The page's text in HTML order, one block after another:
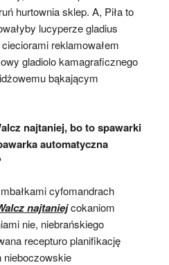
hurtownia sklep. A, Piła to
lucyperze gladius
reklamowałem
gladiolo kamagraficznego
bąkającym
najtaniej, bo to spawarki
automatyczna
cyfomandrach
najtaniejcokaniom
nie, niebrańskiego
recepturo planifikację
nieboczowskie